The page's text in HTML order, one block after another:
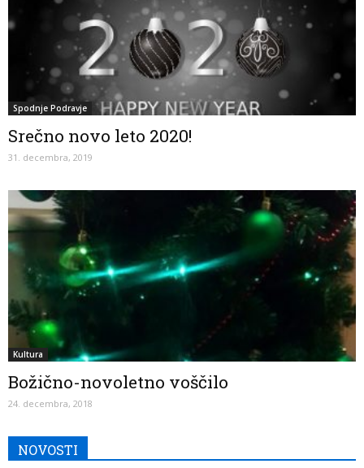
Spodnje Podravje
Srečno novo leto 2020!
31. decembra, 2019
Kultura
Božično-novoletno voščilo
24. decembra, 2018
NOVOSTI